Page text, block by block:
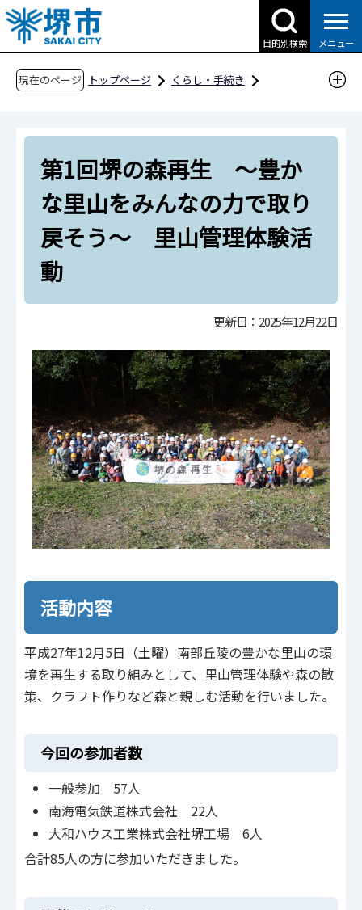
こ
の
ペ
目的別検索 メニュー
現在のページ トップページ
くらし・手続き
みどりを楽しむ・まもる・参加する・学ぶ
緑地保全（里地里山の保全等）
里地里山の保全
堺の森活 ～森を守って、森で遊ぼう、学ぼう～
第1回堺の森再生 ～豊かな里山をみんなの力
第1回堺の森再生 ～豊か
な里山をみんなの力で取り
戻そう～ 里山管理体験活
動
更新日：2025年12月22日
活動内容
平成27年12月5日（土曜）南部丘陵の豊かな里山の環
境を再生する取り組みとして、里山管理体験や森の散
策、クラフト作りなど森と親しむ活動を行いました。
今回の参加者数
一般参加 57人
南海電気鉄道株式会社 22人
大和ハウス工業株式会社堺工場 6人
合計85人の方に参加いただきました。